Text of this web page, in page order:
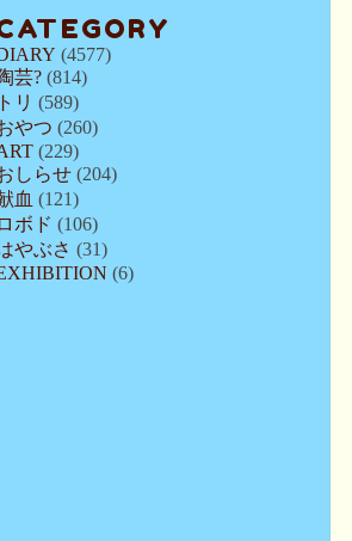
(4577)
芸? (814)
トリ (589)
やつ (260)
(229)
しらせ (204)
血 (121)
ロボド (106)
やぶさ (31)
(6)